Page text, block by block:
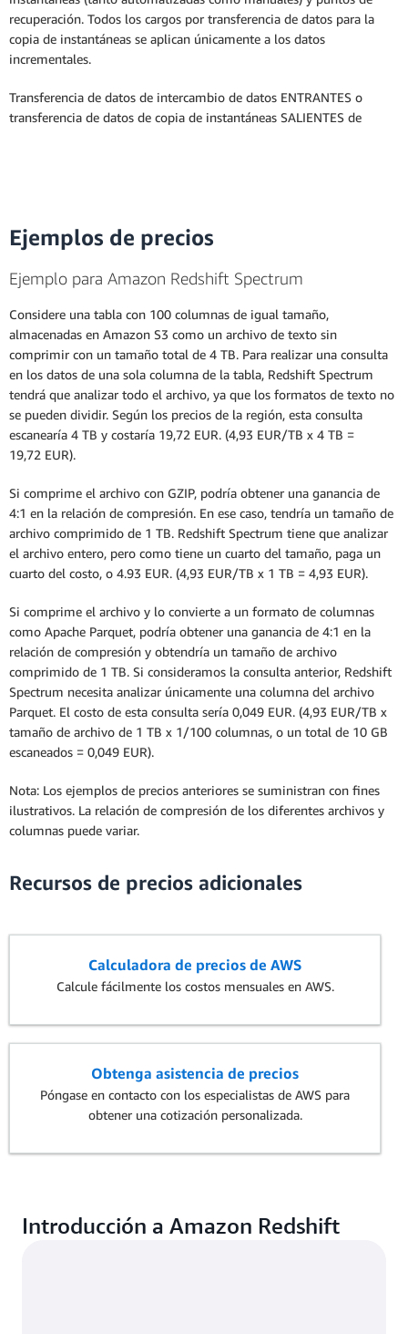
recuperación. Todos los cargos por transferencia de datos para la
copia de instantáneas se aplican únicamente a los datos
incrementales.
Transferencia de datos de intercambio de datos ENTRANTES o
transferencia de datos de copia de instantáneas SALIENTES de
Ejemplos de precios
Ejemplo para Amazon Redshift Spectrum
Considere una tabla con 100 columnas de igual tamaño,
almacenadas en Amazon S3 como un archivo de texto sin
comprimir con un tamaño total de 4 TB. Para realizar una consulta
en los datos de una sola columna de la tabla, Redshift Spectrum
tendrá que analizar todo el archivo, ya que los formatos de texto no
se pueden dividir. Según los precios de la región, esta consulta
escanearía 4 TB y costaría 19,72 EUR. (4,93 EUR/TB x 4 TB =
19,72 EUR).
Si comprime el archivo con GZIP, podría obtener una ganancia de
4:1 en la relación de compresión. En ese caso, tendría un tamaño de
archivo comprimido de 1 TB. Redshift Spectrum tiene que analizar
el archivo entero, pero como tiene un cuarto del tamaño, paga un
cuarto del costo, o 4.93 EUR. (4,93 EUR/TB x 1 TB = 4,93 EUR).
Si comprime el archivo y lo convierte a un formato de columnas
como Apache Parquet, podría obtener una ganancia de 4:1 en la
relación de compresión y obtendría un tamaño de archivo
comprimido de 1 TB. Si consideramos la consulta anterior, Redshift
Spectrum necesita analizar únicamente una columna del archivo
Parquet. El costo de esta consulta sería 0,049 EUR. (4,93 EUR/TB x
tamaño de archivo de 1 TB x 1/100 columnas, o un total de 10 GB
escaneados = 0,049 EUR).
Nota: Los ejemplos de precios anteriores se suministran con fines
ilustrativos. La relación de compresión de los diferentes archivos y
columnas puede variar.
Recursos de precios adicionales
Calculadora de precios de AWS
Calcule fácilmente los costos mensuales en AWS.
Obtenga asistencia de precios
Póngase en contacto con los especialistas de AWS para
obtener una cotización personalizada.
Introducción a Amazon Redshift